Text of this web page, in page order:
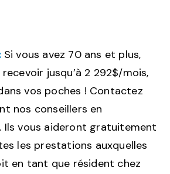
Si vous avez 70 ans et plus,
jusqu’à 2 292$/mois,
vos poches ! Contactez
nos conseillers en
Ils vous aideront gratuitement
les prestations auxquelles
en tant que résident chez